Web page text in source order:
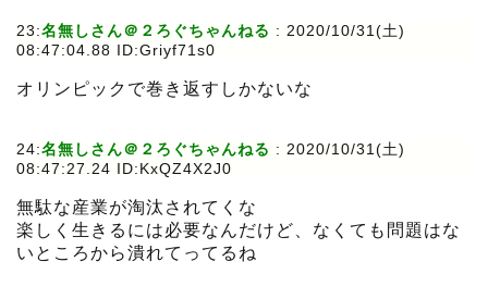
23:名無しさん＠２ろぐちゃんねる : 2020/10/31(土)
08:47:04.88 ID:Griyf71s0
オリンピックで巻き返すしかないな
24:名無しさん＠２ろぐちゃんねる : 2020/10/31(土)
08:47:27.24 ID:KxQZ4X2J0
無駄な産業が淘汰されてくな
楽しく生きるには必要なんだけど、なくても問題はな
いところから潰れてってるね